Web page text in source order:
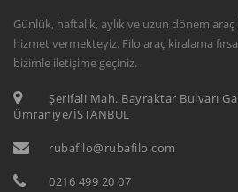
Günlük, haftalık, aylık ve uzun dönem
hizmet vermekteyiz. Filo araç kiralama
bizimle iletişime geçiniz.
Şerifali Mah. Bayraktar Bulvarı
Ümraniye/İSTANBUL
rubafilo@rubafilo.com
0216 499 20 07